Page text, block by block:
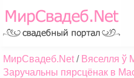
МирСвадеб.Net
Вяселля ў
Заручальны пярсцёнак в